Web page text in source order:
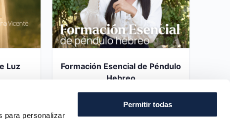
para personalizar
Permitir todas
Luz
Formación Esencial de Péndulo
Hebreo
697,00€ 550,00€